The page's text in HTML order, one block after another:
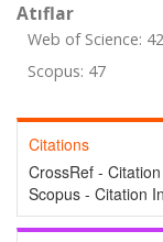
Atıflar
Web of Science: 42
Scopus: 47
Citations
CrossRef -
Scopus - Citation